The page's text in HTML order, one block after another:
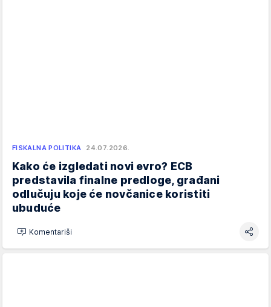
FISKALNA POLITIKA 24.07.2026.
Kako će izgledati novi evro? ECB
predstavila finalne predloge, građani
odlučuju koje će novčanice koristiti
ubuduće
Komentariši